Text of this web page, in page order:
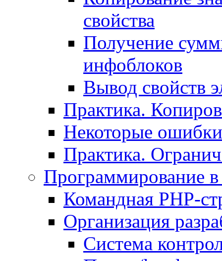
свойства
Получение
инфоблоков
Вывод свойств
Практика.
Некоторые
Практика.
Программирование
Командная PHP-
Организация
Система